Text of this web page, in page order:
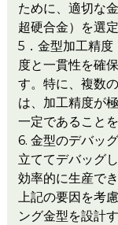
ために、適切な
超硬合金）を選定
5．金型加工精度
度と一貫性を確
す。特に、複数
は、加工精度が
一定であること
6. 金型のデバッ
立ててデバッグ
効率的に生産で
上記の要因を考
ング金型を設計